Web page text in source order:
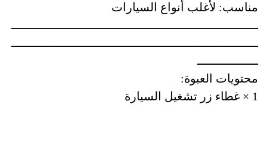
مناسب: لأغلب أنواع السيارات
ـــــــــــــــــــــــــــــــــــــــــــــــــــــــــــــــــــــ
ـــــــــــــــــــــــــــــــــــــــــــــــــــــــــــــــــــــ
ـــــــــــــــــ
محتويات العبوة:
1 × غطاء زر تشغيل السيارة